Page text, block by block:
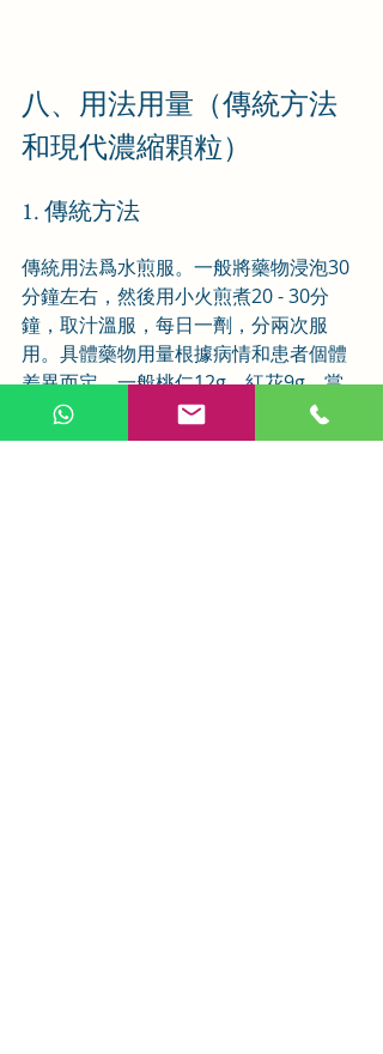
八、用法用量（傳統方法
和現代濃縮顆粒）
1. 傳統方法
傳統用法爲水煎服。一般將藥物浸泡30
分鐘左右，然後用小火煎煮20 - 30分
鐘，取汁溫服，每日一劑，分兩次服
用。具體藥物用量根據病情和患者個體
差異而定，一般桃仁12g、紅花9g、當
歸9g、川芎6g、赤芍6g、五靈脂6g、丹
皮6g、烏藥6g、延胡索3g、香附4.5g、